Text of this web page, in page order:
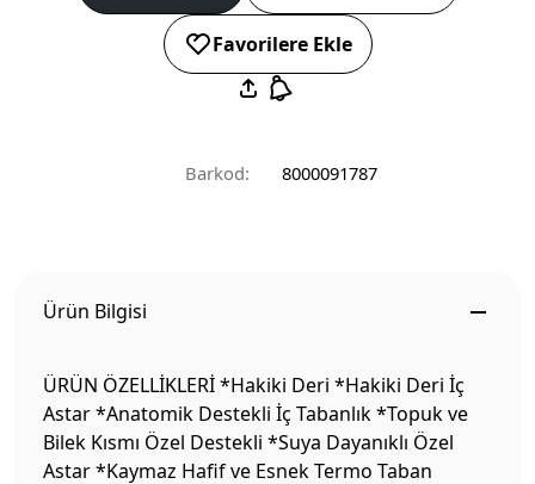
Favorilere Ekle
Barkod: 8000091787
Ürün Bilgisi
ÜRÜN ÖZELLİKLERİ *Hakiki Deri *Hakiki Deri İç
Astar *Anatomik Destekli İç Tabanlık *Topuk ve
Bilek Kısmı Özel Destekli *Suya Dayanıklı Özel
Astar *Kaymaz Hafif ve Esnek Termo Taban